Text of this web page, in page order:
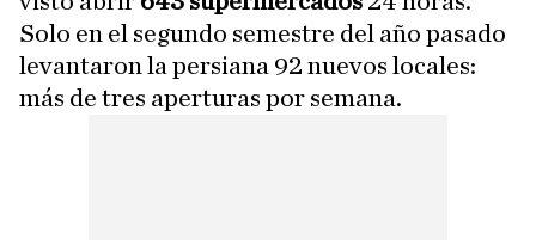
Solo en el segundo semestre del año pasado
levantaron la persiana 92 nuevos locales:
más de tres aperturas por semana.